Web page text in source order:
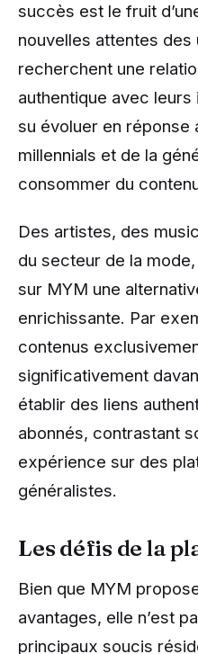
succès est le fruit
nouvelles attentes des
recherchent une
authentique avec
su évoluer en réponse
millennials et de la
consommer du
Des artistes, des
du secteur de la
sur MYM une
enrichissante. Par
contenus
significativement
établir des liens
abonnés, contrastant
expérience sur des
généralistes.
Les défis de la
Bien que MYM
avantages, elle n’est
principaux soucis